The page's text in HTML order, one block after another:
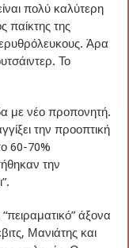
πολύ καλύτερη
παίκτης της
Άρα
Το
με νέο προπονητή.
την προοπτική
60-70%
την
άξονα
Μανιάτης και